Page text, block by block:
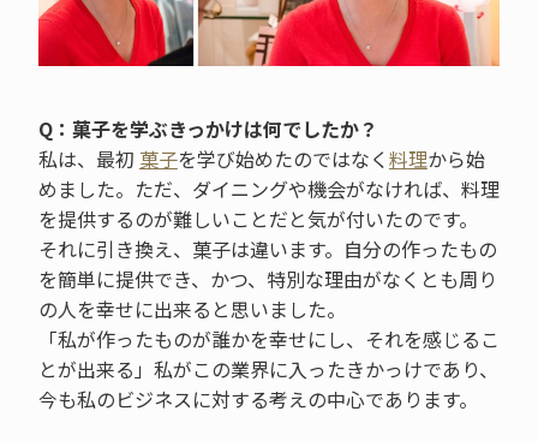
Q：菓子を学ぶきっかけは何でしたか？
私は、最初 菓子を学び始めたのではなく 料理から始
めました。ただ、ダイニングや機会がなければ、料理
を提供するのが難しいことだと気が付いたのです。
それに引き換え、菓子は違います。自分の作ったもの
を簡単に提供でき、かつ、特別な理由がなくとも周り
の人を幸せに出来ると思いました。
「私が作ったものが誰かを幸せにし、それを感じるこ
とが出来る」私がこの業界に入ったきかっけであり、
今も私のビジネスに対する考えの中心であります。